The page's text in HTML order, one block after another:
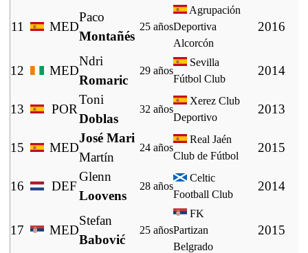
11 MED
Paco
Montañés
25 años
Agrupación
Deportiva
Alcorcón
2016
12 MED
Ndri
Romaric
29 años
Sevilla
Fútbol Club
2014
13 POR
Toni
Doblas
32 años
Xerez Club
Deportivo
2013
15 MED
José Mari
Martín
24 años
Real Jaén
Club de Fútbol
2015
16 DEF
Glenn
Loovens
28 años
Celtic
Football Club
2014
17 MED
Stefan
Babović
25 años
FK
Partizan
Belgrado
2015